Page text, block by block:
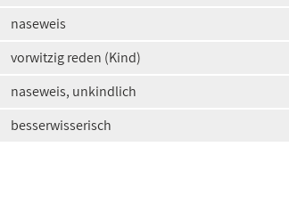
naseweis
vorwitzig reden (Kind)
naseweis, unkindlich
besserwisserisch